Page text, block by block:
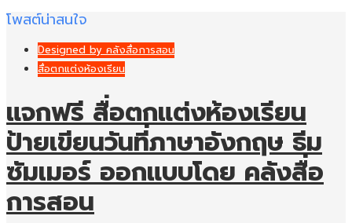
โพสต์น่าสนใจ
Designed by คลังสื่อการสอน
สื่อตกแต่งห้องเรียน
แจกฟรี สื่อตกแต่งห้องเรียน
ป้ายเขียนวันที่ภาษาอังกฤษ ธีม
ซัมเมอร์ ออกแบบโดย คลังสื่อ
การสอน